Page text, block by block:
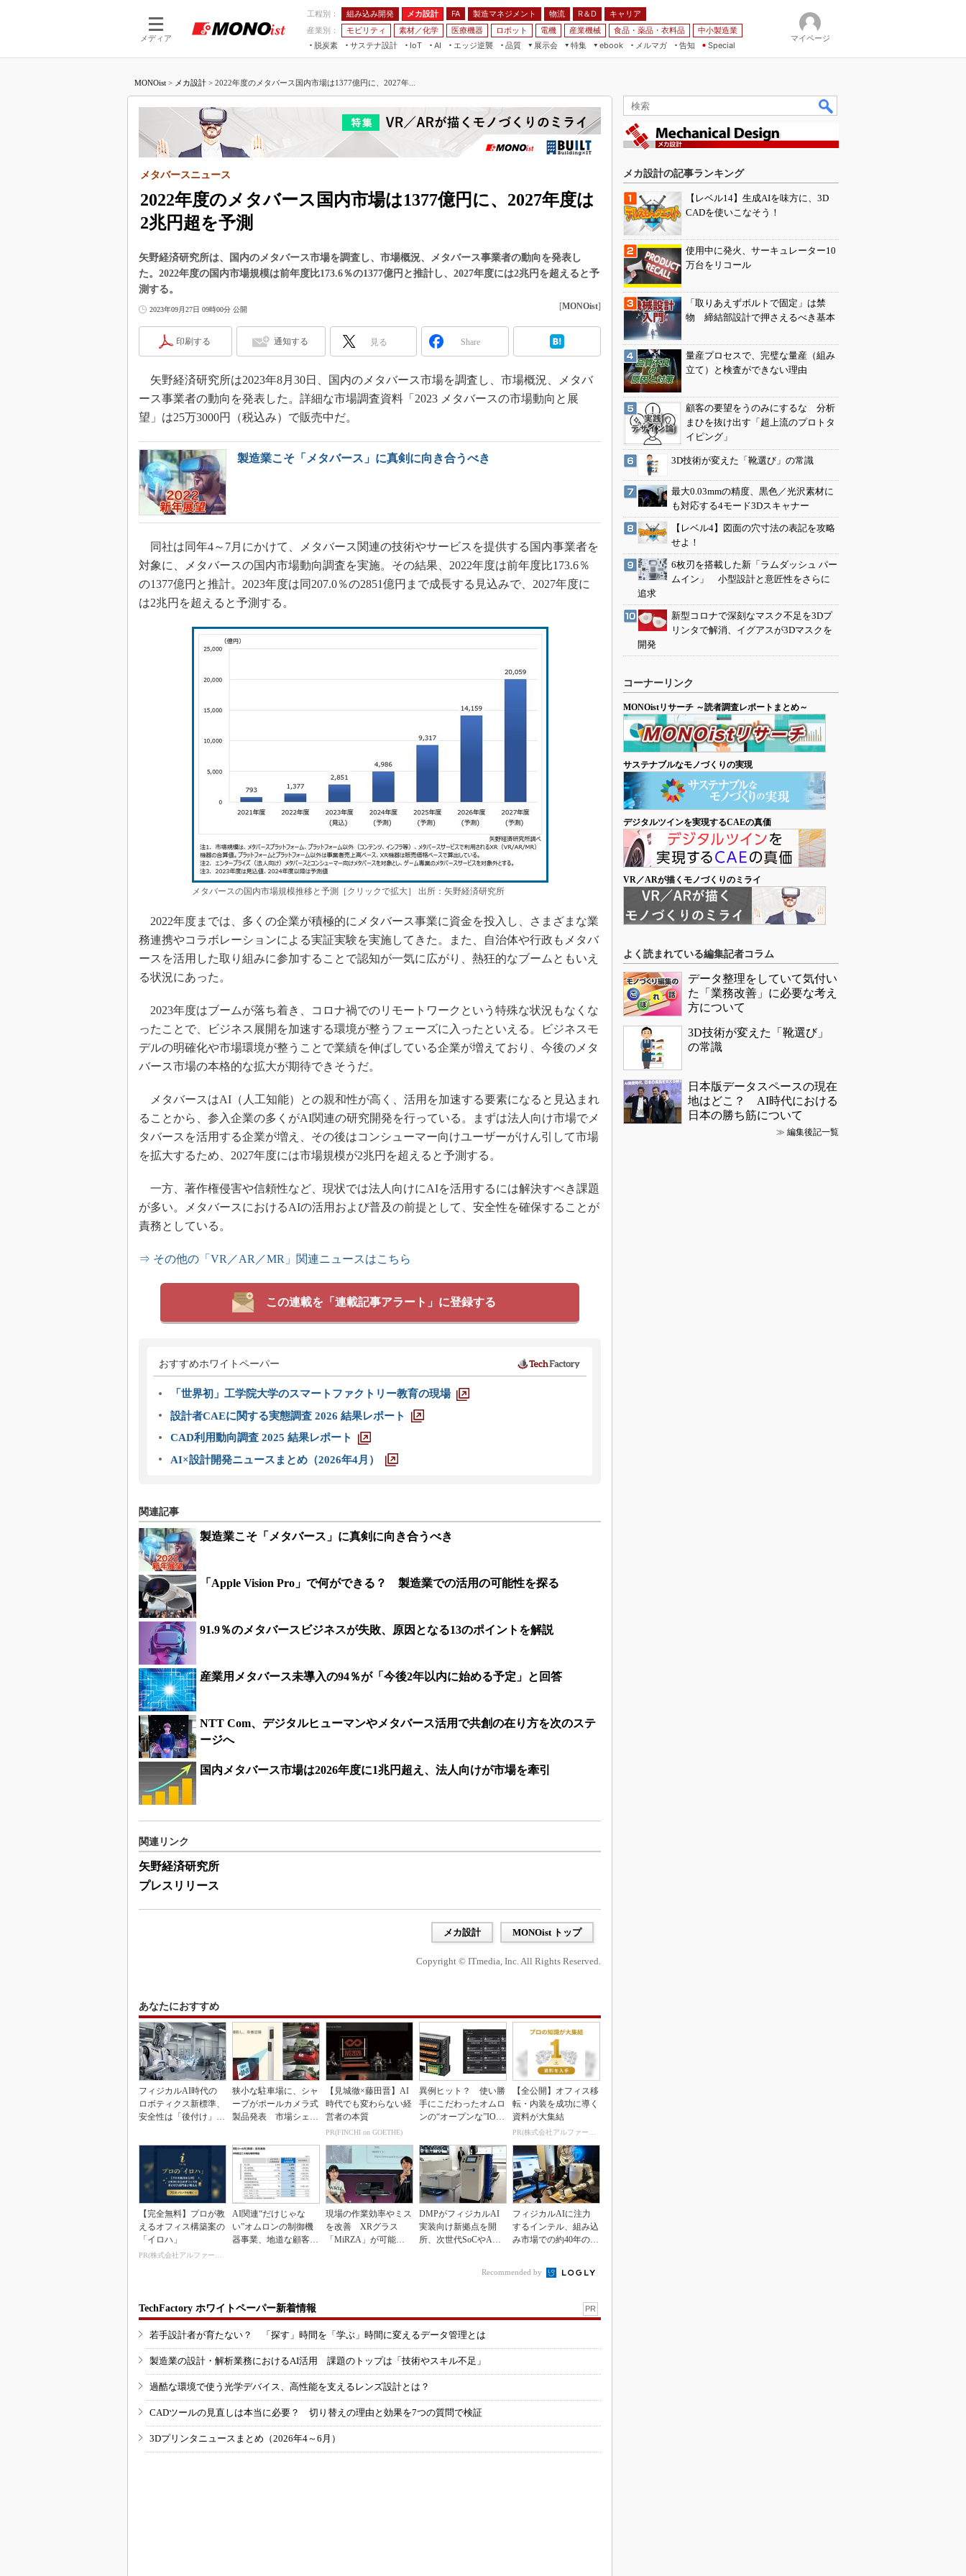
メディア
工程別： 組み込み開発 メカ設計 FA 製造マネジメント 物流 R＆D
キャリア
産業別：
モビリティ 素材／化学 医療機器 ロボット 電機 産業機械 食品・薬品・衣料品
中小製造業
脱炭素
サステナ設計
IoT
つながる工場
つながるサービス
AI
AI×設備保全
Physical AI
エッジ逆襲 品質
展示会
JIMTOF
組込み/エッジ コンピューティング
展＆IoT/5Gソリューション展
国際ロボット展
TECHNO-FRONTIER
EdgeTech+
産業オープンネット展
特集
5G
VR／AR
フィールドサービス
組み込み画像技術
車載ソフト開発
3Dプリンタ
デジタルツインとCAE
インダストリー4.0
メイドインジャパン
グローバル設計・開発
制御セキュリティ
ebook
製造マネジメント
FA
モビリティ
メルマガ
告知 Special
マイページ
MONOist > メカ設計 > 2022年度のメタバース国内市場は1377億円に、2027年...
2022年度のメタバース国内市場は1377億円に、2027年度は
2兆円超を予測
メタバースニュース
矢野経済研究所は、国内のメタバース市場を調査し、市場概況、メタバース事業者の動向を発表し
た。2022年度の国内市場規模は前年度比173.6％の1377億円と推計し、2027年度には2兆円を超えると予
測する。
2023年09月27日 09時00分 公開 [MONOist]
印刷する 通知する 見る Share
矢野経済研究所は2023年8月30日、国内のメタバース市場を調査し、市場概況、メタバ
ース事業者の動向を発表した。詳細な市場調査資料「2023 メタバースの市場動向と展
望」は25万3000円（税込み）で販売中だ。
製造業こそ「メタバース」に真剣に向き合うべき
同社は同年4～7月にかけて、メタバース関連の技術やサービスを提供する国内事業者を
対象に、メタバースの国内市場動向調査を実施。その結果、2022年度は前年度比173.6％
の1377億円と推計。2023年度は同207.0％の2851億円まで成長する見込みで、2027年度に
は2兆円を超えると予測する。
メタバースの国内市場規模推移と予測［クリックで拡大］ 出所：矢野経済研究所
2022年度までは、多くの企業が積極的にメタバース事業に資金を投入し、さまざまな業
務連携やコラボレーションによる実証実験を実施してきた。また、自治体や行政もメタバ
ースを活用した取り組みに参加することで認知が一気に広がり、熱狂的なブームともいえ
る状況にあった。
2023年度はブームが落ち着き、コロナ禍でのリモートワークという特殊な状況もなくな
ったことで、ビジネス展開を加速する環境が整うフェーズに入ったといえる。ビジネスモ
デルの明確化や市場環境が整うことで業績を伸ばしている企業が増えており、今後のメタ
バース市場の本格的な拡大が期待できそうだ。
メタバースはAI（人工知能）との親和性が高く、活用を加速する要素になると見込まれ
ることから、参入企業の多くがAI関連の研究開発を行っている。まずは法人向け市場でメ
タバースを活用する企業が増え、その後はコンシューマー向けユーザーがけん引して市場
を拡大するため、2027年度には市場規模が2兆円を超えると予測する。
一方、著作権侵害や信頼性など、現状では法人向けにAIを活用するには解決すべき課題
が多い。メタバースにおけるAIの活用および普及の前提として、安全性を確保することが
責務としている。
⇒ その他の「VR／AR／MR」関連ニュースはこちら
この連載を「連載記事アラート」に登録する
おすすめホワイトペーパー
「世界初」工学院大学のスマートファクトリー教育の現場
設計者CAEに関する実態調査 2026 結果レポート
CAD利用動向調査 2025 結果レポート
AI×設計開発ニュースまとめ（2026年4月）
関連記事
製造業こそ「メタバース」に真剣に向き合うべき
「Apple Vision Pro」で何ができる？ 製造業での活用の可能性を探る
91.9％のメタバースビジネスが失敗、原因となる13のポイントを解説
産業用メタバース未導入の94％が「今後2年以内に始める予定」と回答
NTT Com、デジタルヒューマンやメタバース活用で共創の在り方を次のステ
ージへ
国内メタバース市場は2026年度に1兆円超え、法人向けが市場を牽引
関連リンク
矢野経済研究所
プレスリリース
メカ設計 MONOist トップ
Copyright © ITmedia, Inc. All Rights Reserved.
あなたにおすすめ
フィジカルAI時代の
ロボティクス新標準、
安全性は「後付け」で
狭小な駐車場に、シャ
ープがポールカメラ式
製品発表 市場シェア
【見城徹×藤田晋】AI
時代でも変わらない経
営者の本質
PR(FINCHI on GOETHE)
異例ヒット？ 使い勝
手にこだわったオムロ
ンの“オープンな”IO-L
【全公開】オフィス移
転・内装を成功に導く
資料が大集結
PR(株式会社アルファーテクノ)
【完全無料】プロが教
えるオフィス構築案の
「イロハ」
PR(株式会社アルファーテクノ)
AI関連“だけじゃな
い”オムロンの制御機
器事業、地道な顧客基
現場の作業効率やミス
を改善 XRグラス
「MiRZA」が可能に
DMPがフィジカルAI
実装向け新拠点を開
所、次世代SoCやAM
フィジカルAIに注力
するインテル、組み込
み市場での約40年の実
Recommended by
TechFactory ホワイトペーパー新着情報 PR
若手設計者が育たない？ 「探す」時間を「学ぶ」時間に変えるデータ管理とは
製造業の設計・解析業務におけるAI活用 課題のトップは「技術やスキル不足」
過酷な環境で使う光学デバイス、高性能を支えるレンズ設計とは？
CADツールの見直しは本当に必要？ 切り替えの理由と効果を7つの質問で検証
3Dプリンタニュースまとめ（2026年4～6月）
メカ設計の記事ランキング
【レベル14】生成AIを味方に、3D
CADを使いこなそう！
使用中に発火、サーキュレーター10
万台をリコール
「取りあえずボルトで固定」は禁
物 締結部設計で押さえるべき基本
量産プロセスで、完璧な量産（組み
立て）と検査ができない理由
顧客の要望をうのみにするな 分析
まひを抜け出す「超上流のプロトタ
イピング」
3D技術が変えた「靴選び」の常識
最大0.03mmの精度、黒色／光沢素材に
も対応する4モード3Dスキャナー
【レベル4】図面の穴寸法の表記を攻略
せよ！
6枚刃を搭載した新「ラムダッシュ パー
ムイン」 小型設計と意匠性をさらに
追求
新型コロナで深刻なマスク不足を3Dプ
リンタで解消、イグアスが3Dマスクを
開発
コーナーリンク
MONOistリサーチ ～読者調査レポートまとめ～
サステナブルなモノづくりの実現
デジタルツインを実現するCAEの真価
VR／ARが描くモノづくりのミライ
よく読まれている編集記者コラム
データ整理をしていて気付い
た「業務改善」に必要な考え
方について
3D技術が変えた「靴選び」
の常識
日本版データスペースの現在
地はどこ？ AI時代における
日本の勝ち筋について
≫ 編集後記一覧